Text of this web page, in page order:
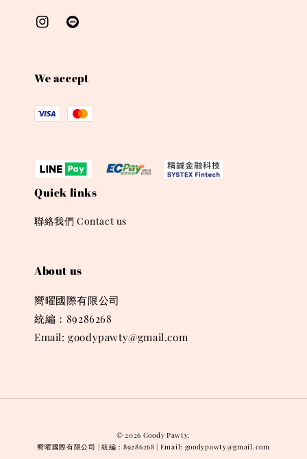
We accept
Quick links
聯絡我們 Contact us
About us
嚮曜國際有限公司
統編：89286268
Email: goodypawty@gmail.com
© 2026 Goody Pawty.
嚮曜國際有限公司 | 統編：89286268 | Email: goodypawty@gmail.com